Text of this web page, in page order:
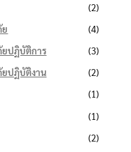
(2)
ย
(4)
ยปฏิบัติการ
(3)
ยปฏิบัติงาน
(2)
(1)
(1)
(2)